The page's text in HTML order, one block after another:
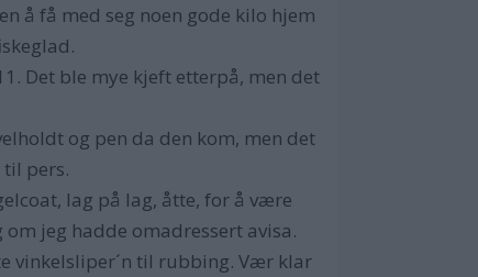
å få med seg noen gode kilo hjem
Det ble mye kjeft etterpå, men det
og pen da den kom, men det
pers.
lag på lag, åtte, for å være
jeg hadde omadressert avisa.
vinkelsliper´n til rubbing. Vær klar